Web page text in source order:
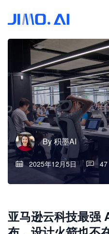
By积墨AI
2025年12月5日 47
亚马逊云科技最强